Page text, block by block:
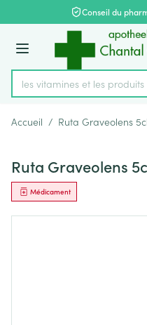
Aller au contenu
1 de 1Conseil du
Menu
Rechercher
les vitamines et les
Accueil / Ruta Graveolens
Ruta Graveolens
Médicament